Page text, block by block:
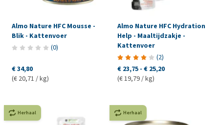
Almo Nature HFC Mousse -
Blik - Kattenvoer
(0)
€ 34,80
(€ 20,71 / kg)
Almo Nature HFC Hydration
Help - Maaltijdzakje -
Kattenvoer
(2)
€ 23,75 - € 25,20
(€ 19,79 / kg)
Herhaal Herhaal